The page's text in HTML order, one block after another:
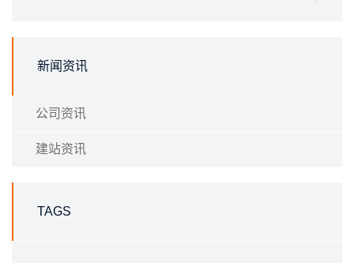
新闻资讯
公司资讯
建站资讯
TAGS